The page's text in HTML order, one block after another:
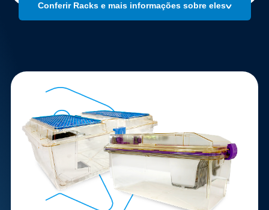
Conferir Racks e mais informações sobre eles